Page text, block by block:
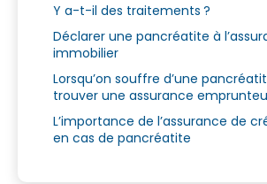
Y a-t-il des traitements ?
Déclarer une pancréatite à
immobilier
Lorsqu’on souffre d’une
trouver une assurance
L’importance de l’assurance de
en cas de pancréatite